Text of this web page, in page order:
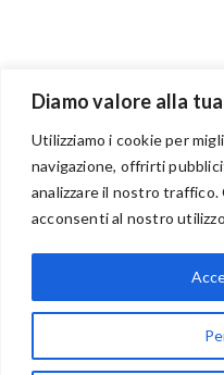
Diamo valore alla
Utilizziamo i cookie per
navigazione, offrirti
analizzare il nostro
acconsenti al nostro
BENVENUTI NEL
via Acqua delle Noci 12
83024 Monteforte Irpino
(+39) 081-7777233